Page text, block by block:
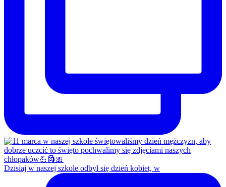
Dzisiaj w naszej szkole odbył się dzień kobiet, w